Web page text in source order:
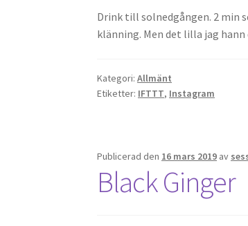
Drink till solnedgången. 2 min
klänning. Men det lilla jag
Kategori:Allmänt
Etiketter: IFTTT, Instagram
Publicerad den 16 mars 2019 av
Black Ginger